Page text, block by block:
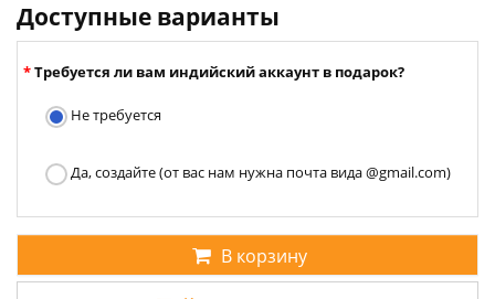
Доступные варианты
Требуется ли вам индийский аккаунт в подарок?
Не требуется
Да, создайте (от вас нам нужна почта вида @gmail.com)
В корзину